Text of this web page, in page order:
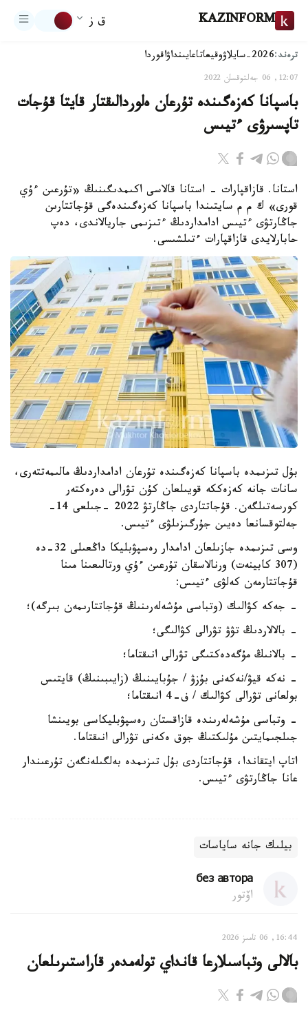
KAZINFORM ق ز
ترەند:2026-سايلاۋ وقيعاتاعايىنداۋاقوردا
12:07, 06 جەلتوقسان 2022
باسپانا كەزەگىندە تۇرعان ەلوردالىقتار قايتا قۇجات
تاپسىرۋى ءتيىس
استانا. قازاقپارات - استانا قالاسى اكىمدىگىنىڭ «تۇرعىن ءۇي
قورى» ك م م سايتىندا باسپانا كەزەگىندەگى قۇجاتتارىن
جاڭارتۋى ءتيىس ادامداردىڭ ءتىزىمى جاريالاندى، دەپ
حابارلايدى قازاقپارات ءتىلشىسى.
بۇل تىزىمدە باسپانا كەزەگىندە تۇرعان ادامداردىڭ مالىمەتتەرى،
سانات جانە كەزەككە قويىلعان كۇن تۋرالى دەرەكتەر
كورسەتىلگەن. قۇجاتتاردى جاڭارتۋ 2022 -جىلعى 14-
جەلتوقسانعا دەيىن جۇرگىزىلۋى ءتيىس.
وسى تىزىمدە جازىلعان ادامدار رەسپۋبليكا داڭعىلى 32-دە
(307 كابينەت) ورنالاسقان تۇرعىن ءۇي ورتالىعىنا مىنا
قۇجاتتارمەن كەلۋى ءتيىس:
- جەكە كۋالىك (وتباسى مۇشەلەرىنىڭ قۇجاتتارىمەن بىرگە)؛
- بالالاردىڭ تۋۋ تۋرالى كۋالىگى؛
- بالانىڭ مۇگەدەكتىگى تۋرالى انىقتاما؛
- نەكە قيۋ/نەكەنى بۇزۋ / جۇبايىنىڭ (زايىبىنىڭ) قايتىس
بولعانى تۋرالى كۋالىك / ف-4 انىقتاما؛
- وتباسى مۇشەلەرىندە قازاقستان رەسپۋبليكاسى بويىنشا
جىلجىمايتىن مۇلىكتىڭ جوق ەكەنى تۋرالى انىقتاما.
اتاپ ايتقاندا، قۇجاتتاردى بۇل تىزىمدە بەلگىلەنگەن تۇرعىندار
عانا جاڭارتۋى ءتيىس.
بيلىك جانە ساياسات
без автора
اۆتور
16:44, 06 تامىز 2026
بالالى وتباسىلارعا قانداي تولەمدەر قاراستىرىلعان